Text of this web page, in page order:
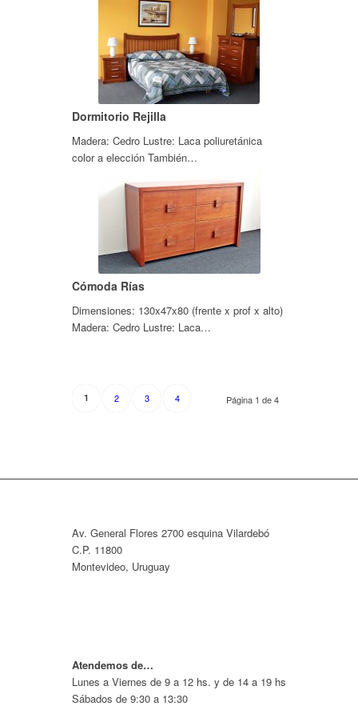
Dormitorio Rejilla
Madera: Cedro Lustre: Laca poliuretánica
color a elección También…
Cómoda Rías
Dimensiones: 130x47x80 (frente x prof x alto)
Madera: Cedro Lustre: Laca…
Página 1 de 4
1 2 3 4
Av. General Flores 2700 esquina Vilardebó
C.P. 11800
Montevideo, Uruguay
Atendemos de…
Lunes a Viernes de 9 a 12 hs. y de 14 a 19 hs
Sábados de 9:30 a 13:30